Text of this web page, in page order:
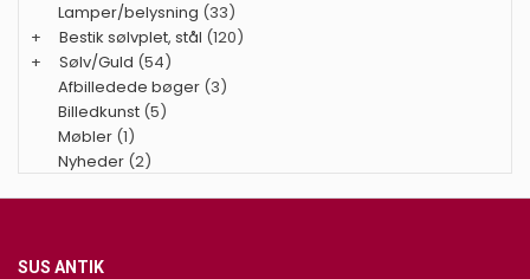
Lamper/belysning (33)
+
Bestik sølvplet, stål (120)
+
Sølv/Guld (54)
Afbilledede bøger (3)
Billedkunst (5)
Møbler (1)
Nyheder (2)
SUS ANTIK